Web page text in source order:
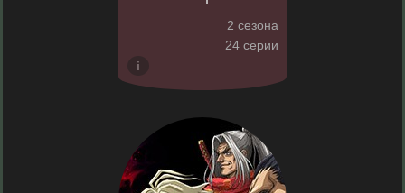
2 сезона
24 серии